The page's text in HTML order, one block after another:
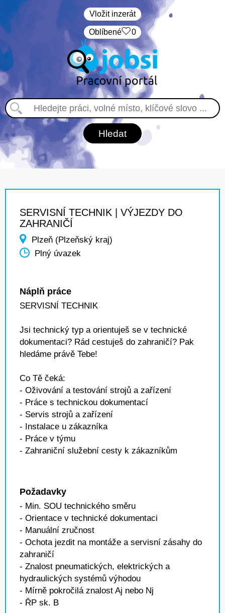
Vložit inzerát
Oblíbené 0
SERVISNÍ TECHNIK | VÝJEZDY DO
ZAHRANIČÍ
Plzeň (Plzeňský kraj)
Plný úvazek
Náplň práce
SERVISNÍ TECHNIK
Jsi technický typ a orientuješ se v technické
dokumentaci? Rád cestuješ do zahraničí? Pak
hledáme právě Tebe!
Co Tě čeká:
- Oživování a testování strojů a zařízení
- Práce s technickou dokumentací
- Servis strojů a zařízení
- Instalace u zákazníka
- Práce v týmu
- Zahraniční služební cesty k zákazníkům
Požadavky
- Min. SOU technického směru
- Orientace v technické dokumentaci
- Manuální zručnost
- Ochota jezdit na montáže a servisní zásahy do
zahraničí
- Znalost pneumatických, elektrických a
hydraulických systémů výhodou
- Mírně pokročilá znalost Aj nebo Nj
- ŘP sk. B